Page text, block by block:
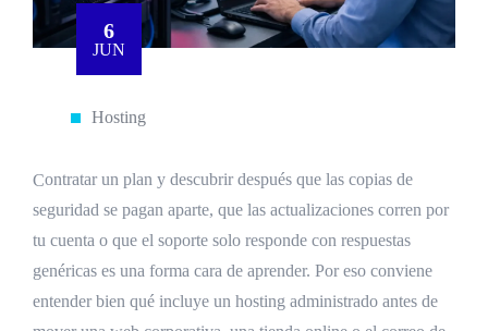
6
JUN
Hosting
Contratar un plan y descubrir después que las copias de
seguridad se pagan aparte, que las actualizaciones corren por
tu cuenta o que el soporte solo responde con respuestas
genéricas es una forma cara de aprender. Por eso conviene
entender bien qué incluye un hosting administrado antes de